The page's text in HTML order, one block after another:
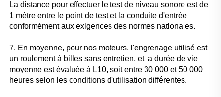
La distance pour effectuer le test de niveau sonore est de
1 mètre entre le point de test et la conduite d'entrée
conformément aux exigences des normes nationales.
7. En moyenne, pour nos moteurs, l'engrenage utilisé est
un roulement à billes sans entretien, et la durée de vie
moyenne est évaluée à L10, soit entre 30 000 et 50 000
heures selon les conditions d'utilisation différentes.